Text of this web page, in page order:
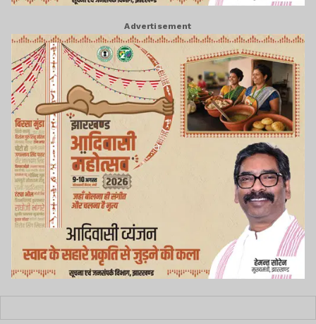
Advertisement